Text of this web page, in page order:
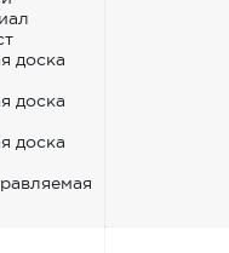
доска
доска
доска